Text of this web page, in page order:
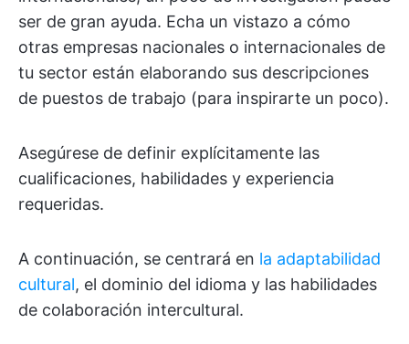
ser de gran ayuda. Echa un vistazo a cómo
otras empresas nacionales o internacionales de
tu sector están elaborando sus descripciones
de puestos de trabajo (para inspirarte un poco).
Asegúrese de definir explícitamente las
cualificaciones, habilidades y experiencia
requeridas.
A continuación, se centrará en la adaptabilidad
cultural, el dominio del idioma y las habilidades
de colaboración intercultural.